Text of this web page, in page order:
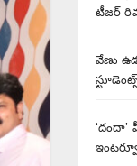
టీజర్
వేణు